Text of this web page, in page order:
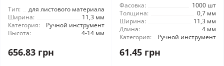
Тип:
для листового материала
Ширина:
11,3 мм
Категория:
Ручной инструмент
Высота:
4-14 мм
656.83 грн
Фасовка:
1000 шт
Толщина:
0,7 мм
Ширина:
11,3 мм
Длина:
4 мм
Категория:
Ручной инструмент
61.45 грн